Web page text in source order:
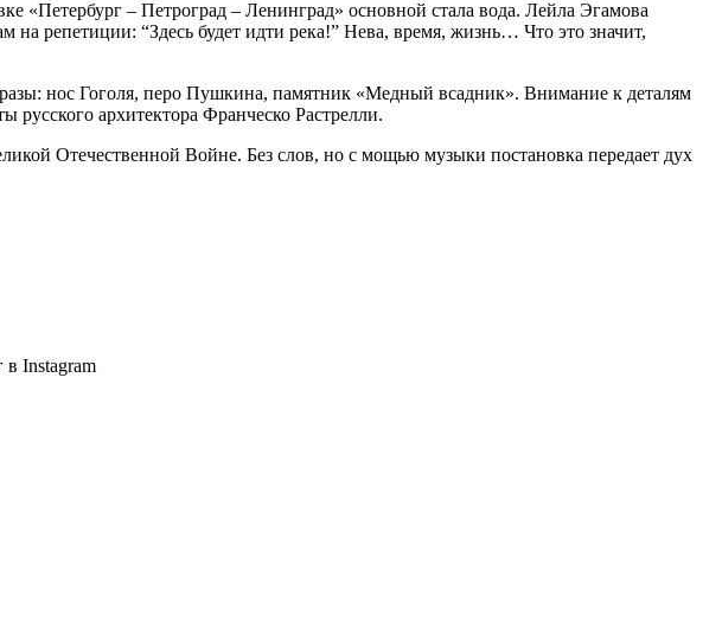
«Петербург – Петроград – Ленинград» основной стала вода. Лейла Эгамова
на репетиции: “Здесь будет идти река!” Нева, время, жизнь… Что это значит,
нос Гоголя, перо Пушкина, памятник «Медный всадник». Внимание к деталям
архитектора Франческо Растрелли.
Отечественной Войне. Без слов, но с мощью музыки постановка передает дух
в Instagram